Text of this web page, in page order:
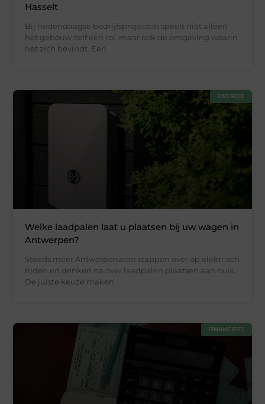
Hasselt
Bij hedendaagse bedrijfsprojecten speelt niet alleen
het gebouw zelf een rol, maar ook de omgeving waarin
het zich bevindt. Een
ENERGIE
Welke laadpalen laat u plaatsen bij uw wagen in
Antwerpen?
Steeds meer Antwerpenaren stappen over op elektrisch
rijden en denken na over laadpalen plaatsen aan huis.
De juiste keuze maken
FINANCIEEL